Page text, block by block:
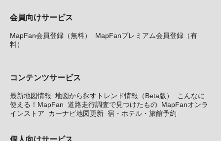
会員向けサービス
MapFan会員登録（無料）
MapFanプレミアム会員登録（有
料）
コンテンツサービス
最新地図情報 地図から探すトレンド情報（Beta版）
こんなに
使える！MapFan 道路走行調査で見つけたもの MapFanオンラ
インストア
カーナビ地図更新 宿・ホテル・旅館予約
個人向けサービス